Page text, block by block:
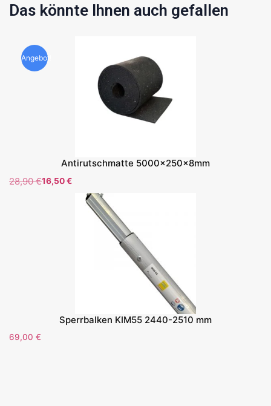
Das könnte Ihnen auch gefallen
Angebot!
Antirutschmatte 5000x250x8mm
28,90€16,50€
Sperrbalken KIM55 2440-2510 mm
69,00 €